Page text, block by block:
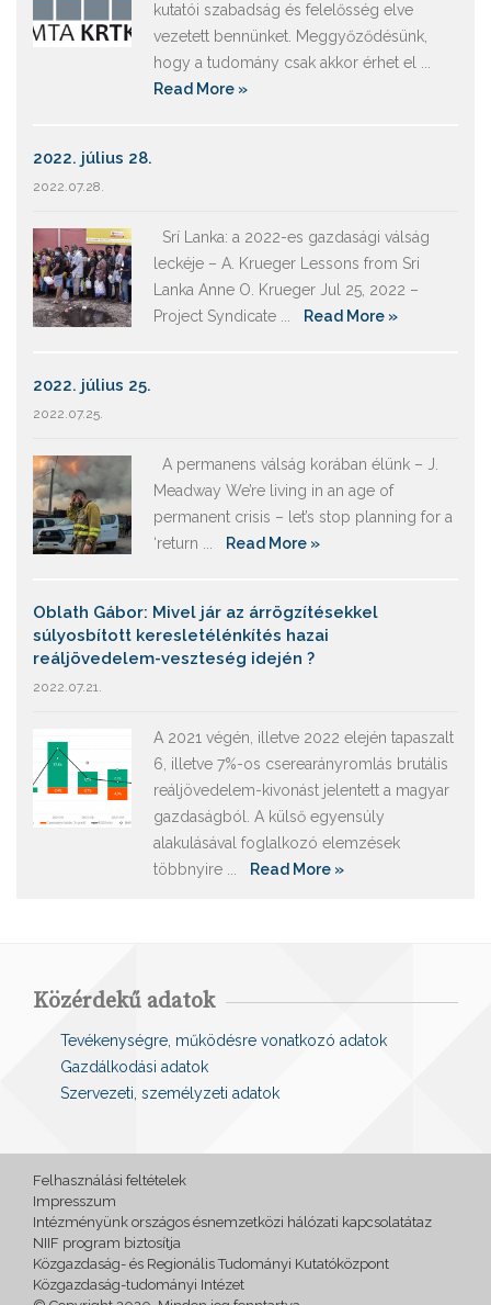
kutatói szabadság és felelősség elve
vezetett bennünket. Meggyőződésünk,
hogy a tudomány csak akkor érhet el ...
Read More »
2022. július 28.
2022.07.28.
Srí Lanka: a 2022-es gazdasági válság
leckéje – A. Krueger Lessons from Sri
Lanka Anne O. Krueger Jul 25, 2022 –
Project Syndicate ...
Read More »
2022. július 25.
2022.07.25.
A permanens válság korában élünk – J.
Meadway We’re living in an age of
permanent crisis – let’s stop planning for a
‘return ...
Read More »
Oblath Gábor: Mivel jár az árrögzítésekkel
súlyosbított keresletélénkítés hazai
reáljövedelem-veszteség idején ?
2022.07.21.
A 2021 végén, illetve 2022 elején tapaszalt
6, illetve 7%-os cserearányromlás brutális
reáljövedelem-kivonást jelentett a magyar
gazdaságból. A külső egyensúly
alakulásával foglalkozó elemzések
többnyire ...
Read More »
Közérdekű adatok
Tevékenységre, működésre vonatkozó adatok
Gazdálkodási adatok
Szervezeti, személyzeti adatok
Felhasználási feltételek
Impresszum
Intézményünk országos ésnemzetközi hálózati kapcsolatátaz
NIIF program biztosítja
Közgazdaság- és Regionális Tudományi Kutatóközpont
Közgazdaság-tudományi Intézet